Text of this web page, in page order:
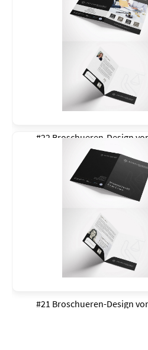
#22 Broschueren-Design
#21 Broschueren-Design